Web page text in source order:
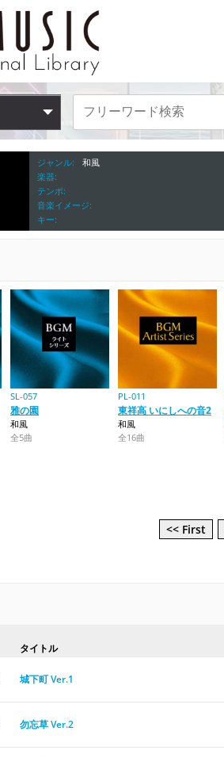
ジャンル
和風
楽器
テンポ
音楽イメージ
キー
SL-057
雅の園
和風
全5曲
PL-011
東祥高 いにしへの音2
和風
全16曲
<< First
タイトル
城下町 Ver.1
勿忘草 Ver.2